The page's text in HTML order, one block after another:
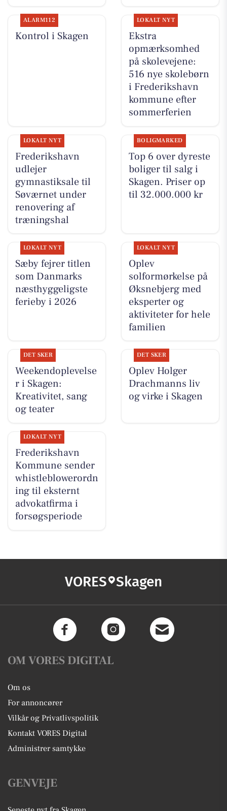
ALARM112
Kontrol i Skagen
LOKALT NYT
Ekstra
opmærksomhed
på skolevejene:
516 nye skolebørn
i Frederikshavn
kommune efter
sommerferien
LOKALT NYT
Frederikshavn
udlejer
gymnastiksale til
Søværnet under
renovering af
træningshal
BOLIGMARKED
Top 6 over dyreste
boliger til salg i
Skagen. Priser op
til 32.000.000 kr
LOKALT NYT
Sæby fejrer titlen
som Danmarks
næsthyggeligste
ferieby i 2026
LOKALT NYT
Oplev
solformørkelse på
Øksnebjerg med
eksperter og
aktiviteter for hele
familien
DET SKER
Weekendoplevelse
r i Skagen:
Kreativitet, sang
og teater
DET SKER
Oplev Holger
Drachmanns liv
og virke i Skagen
LOKALT NYT
Frederikshavn
Kommune sender
whistleblowerordn
ing til eksternt
advokatfirma i
forsøgsperiode
VORES Skagen
OM VORES DIGITAL
Om os
For annoncører
Vilkår og Privatlivspolitik
Kontakt VORES Digital
Administrer samtykke
GENVEJE